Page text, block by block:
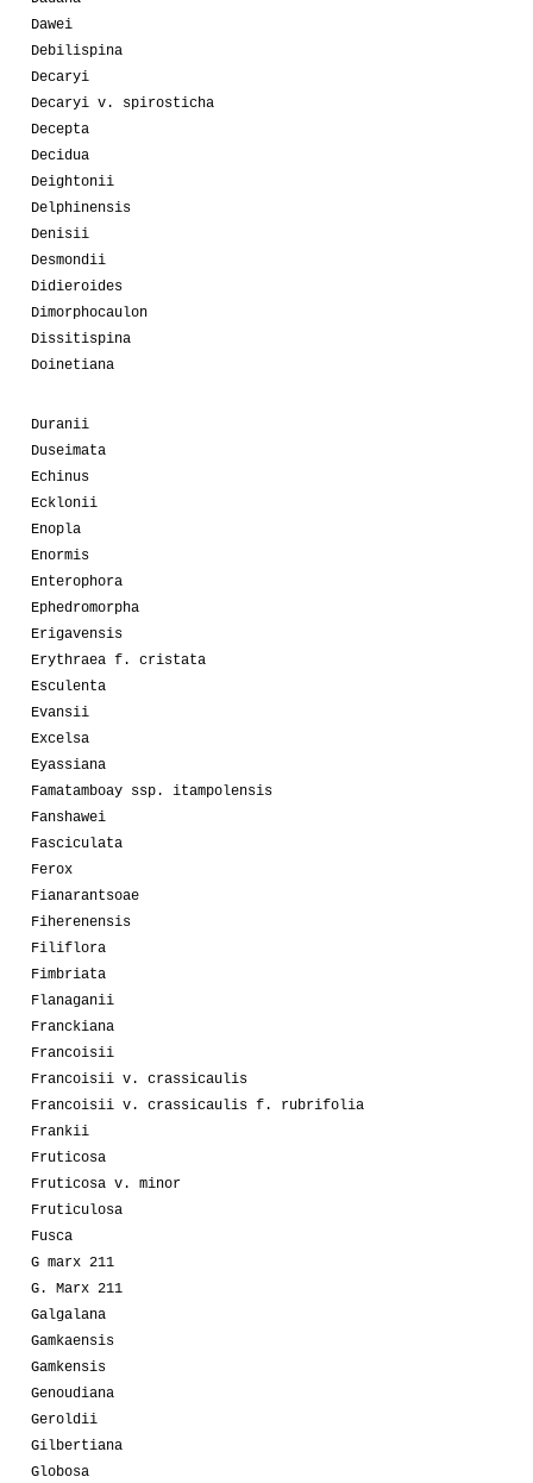
Dawei
Debilispina
Decaryi
Decaryi v. spirosticha
Decepta
Decidua
Deightonii
Delphinensis
Denisii
Desmondii
Didieroides
Dimorphocaulon
Dissitispina
Doinetiana
Duranii
Duseimata
Echinus
Ecklonii
Enopla
Enormis
Enterophora
Ephedromorpha
Erigavensis
Erythraea f. cristata
Esculenta
Evansii
Excelsa
Eyassiana
Famatamboay ssp. itampolensis
Fanshawei
Fasciculata
Ferox
Fianarantsoae
Fiherenensis
Filiflora
Fimbriata
Flanaganii
Franckiana
Francoisii
Francoisii v. crassicaulis
Francoisii v. crassicaulis f. rubrifolia
Frankii
Fruticosa
Fruticosa v. minor
Fruticulosa
Fusca
G marx 211
G. Marx 211
Galgalana
Gamkaensis
Gamkensis
Genoudiana
Geroldii
Gilbertiana
Globosa